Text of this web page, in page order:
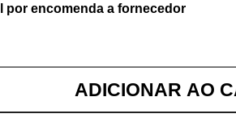
por encomenda a fornecedor
ADICIONAR AO